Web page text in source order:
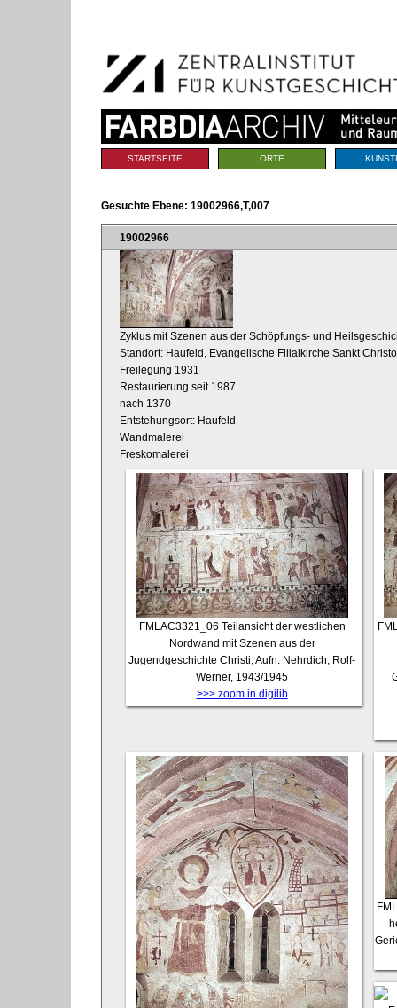
Navigation
Sektionen
STARTSEITE ORTE
Gesuchte Ebene: 19002966,T,007
19002966
Zyklus mit Szenen aus der Schöpfungs- und
Standort: Haufeld, Evangelische Filialkirche Sankt
Freilegung 1931
Restaurierung seit 1987
nach 1370
Entstehungsort: Haufeld
Wandmalerei
Freskomalerei
FMLAC3321_06 Teilansicht der westlichen
Nordwand mit Szenen aus der
Jugendgeschichte Christi, Aufn. Nehrdich, Rolf-
Werner, 1943/1945
>>> zoom in digilib